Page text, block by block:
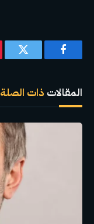
فيسبوك تويتر
المقالات ذات الصلة